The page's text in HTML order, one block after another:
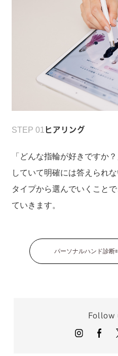
STEP 01 ヒアリング
「どんな指輪が好きですか
していて明確には答えられ
タイプから選んでいくこと
ていきます。
パーソナルハンド診断®
Follow